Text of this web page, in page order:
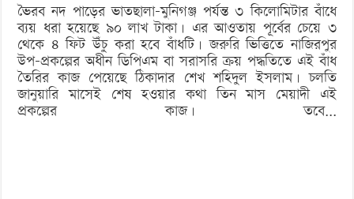
ভৈরব নদ পাড়ের ভাতছালা-মুনিগঞ্জ পর্যন্ত ৩ কিলোমিটার বাঁধে
ব্যয় ধরা হয়েছে ৯০ লাখ টাকা। এর আওতায় পূর্বের চেয়ে ৩
থেকে ৪ ফিট উঁচু করা হবে বাঁধটি। জরুরি ভিত্তিতে নাজিরপুর
উপ-প্রকল্পের অধীন ডিপিএম বা সরাসরি ক্রয় পদ্ধতিতে এই বাঁধ
তৈরির কাজ পেয়েছে ঠিকাদার শেখ শহিদুল ইসলাম। চলতি
জানুয়ারি মাসেই শেষ হওয়ার কথা তিন মাস মেয়াদী এই
প্রকল্পের কাজ। তবে...